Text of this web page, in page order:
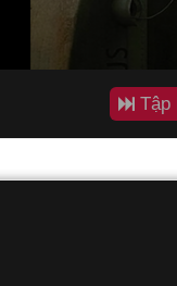
Tập